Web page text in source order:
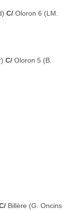
C/Oloron 6 (LM.
C/Oloron 5 (B.
Billère (G. Oncins 